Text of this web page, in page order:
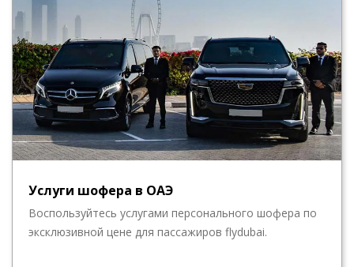
Услуги шофера в ОАЭ
Воспользуйтесь услугами персонального шофера по
эксклюзивной цене для пассажиров flydubai.